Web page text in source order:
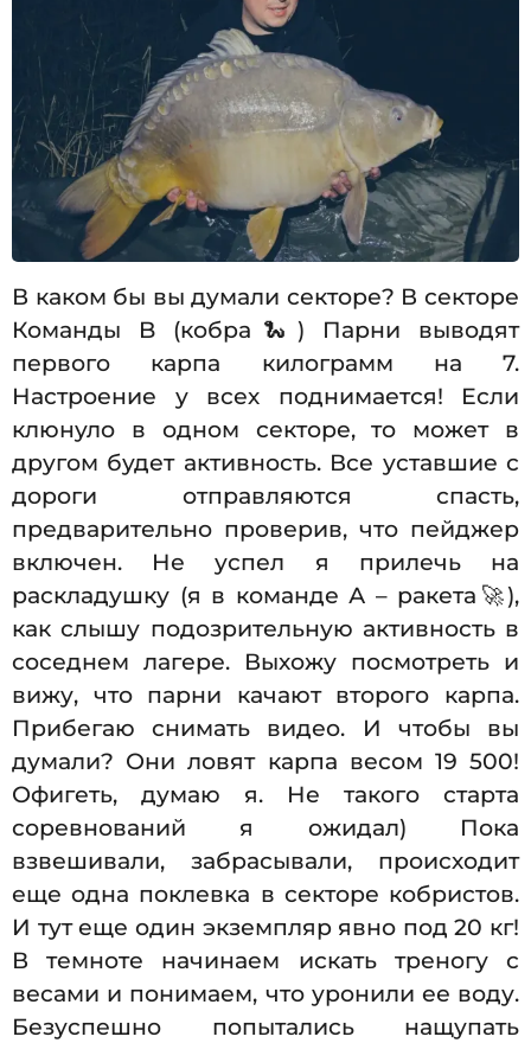
В каком бы вы думали секторе? В секторе
Команды B (кобра🐍) Парни выводят
первого карпа килограмм на 7.
Настроение у всех поднимается! Если
клюнуло в одном секторе, то может в
другом будет активность. Все уставшие с
дороги отправляются спасть,
предварительно проверив, что пейджер
включен. Не успел я прилечь на
раскладушку (я в команде А – ракета🚀),
как слышу подозрительную активность в
соседнем лагере. Выхожу посмотреть и
вижу, что парни качают второго карпа.
Прибегаю снимать видео. И чтобы вы
думали? Они ловят карпа весом 19 500!
Офигеть, думаю я. Не такого старта
соревнований я ожидал) Пока
взвешивали, забрасывали, происходит
еще одна поклевка в секторе кобристов.
И тут еще один экземпляр явно под 20 кг!
В темноте начинаем искать треногу с
весами и понимаем, что уронили ее воду.
Безуспешно попытались нащупать